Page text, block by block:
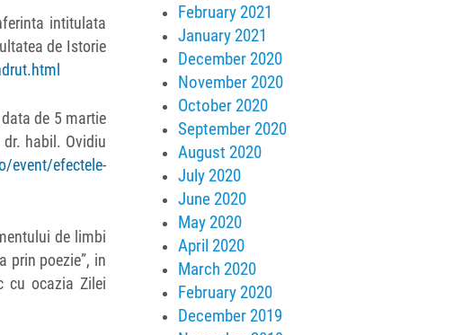
intitulata
de Istorie
de 5 martie
habil. Ovidiu
event/efectele-
de limbi
prin poezie”, in
cu ocazia Zilei
February 2021
January 2021
December 2020
November 2020
October 2020
September 2020
August 2020
July 2020
June 2020
May 2020
April 2020
March 2020
February 2020
December 2019